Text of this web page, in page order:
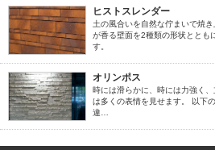
ヒストスレンダー
土の風合いを自然な佇まいで焼き
が香る壁面を2種類の形状ととも
す。
オリンポス
時には滑らかに、時には力強く
は多くの表情を見せます。 以下
違…